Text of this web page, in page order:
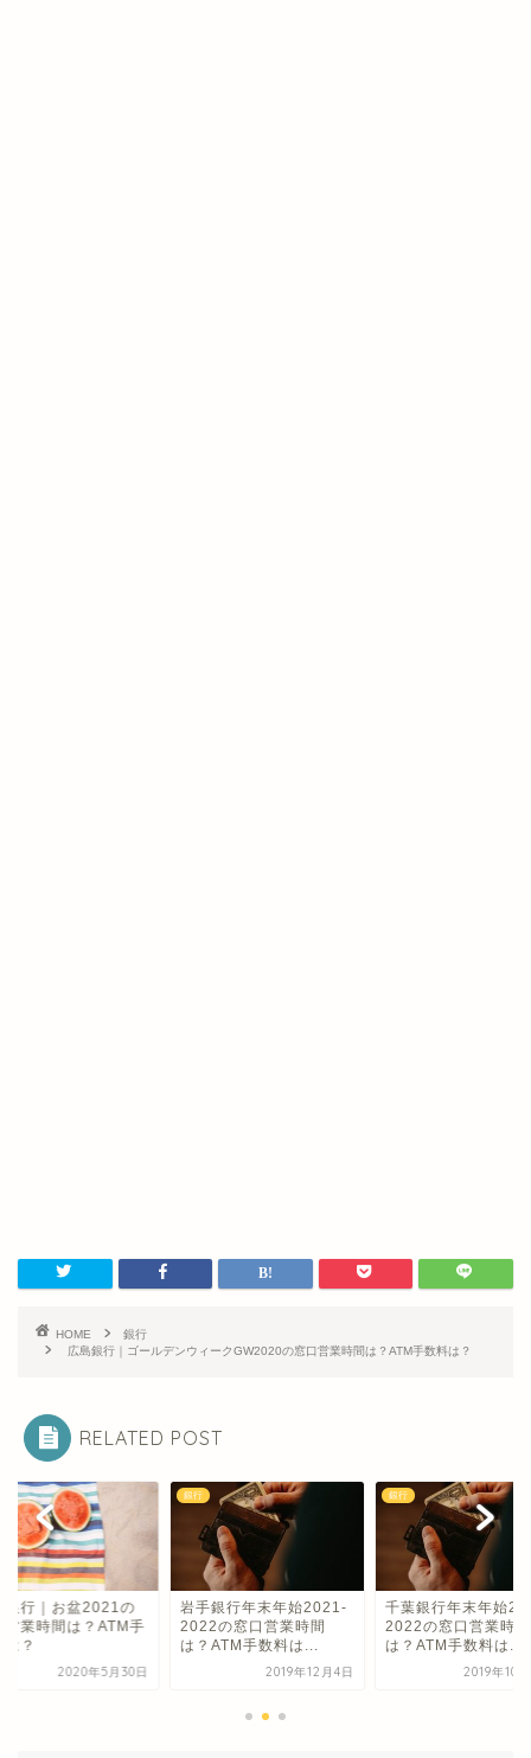
HOME
銀行
広島銀行｜ゴールデンウィークGW2020の窓口営業時間は？ATM手数料は？
RELATED POST
銀行｜お盆2021の
営業時間は？ATM手
は？
2020年5月30日
銀行
岩手銀行年末年始2021-
2022の窓口営業時間
は？ATM手数料は...
2019年12月4日
銀行
千葉銀行年末年始
2022の窓口営業時間
は？ATM手数料は...
2019年10